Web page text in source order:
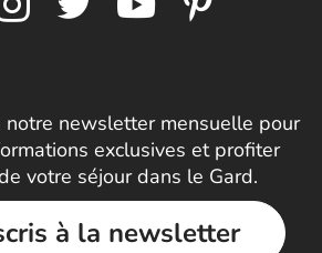
notre newsletter mensuelle pour
exclusives et profiter
votre séjour dans le Gard.
à la newsletter